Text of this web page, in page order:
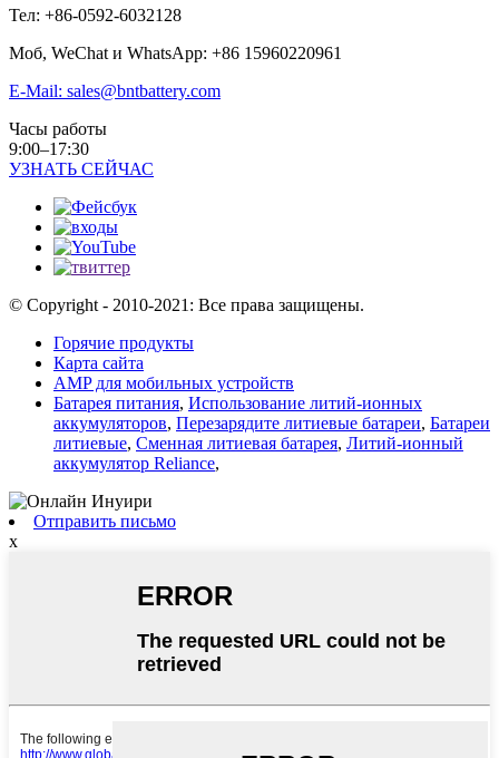
Тел: +86-0592-6032128
Моб, WeChat и WhatsApp: +86 15960220961
E-Mail: sales@bntbattery.com
Часы работы
9:00–17:30
УЗНАТЬ СЕЙЧАС
© Copyright - 2010-2021: Все права защищены.
Горячие продукты
Карта сайта
AMP для мобильных устройств
Батарея питания, Использование литий-ионных
аккумуляторов, Перезарядите литиевые батареи, Батареи
литиевые, Сменная литиевая батарея, Литий-ионный
аккумулятор Reliance,
Отправить письмо
x